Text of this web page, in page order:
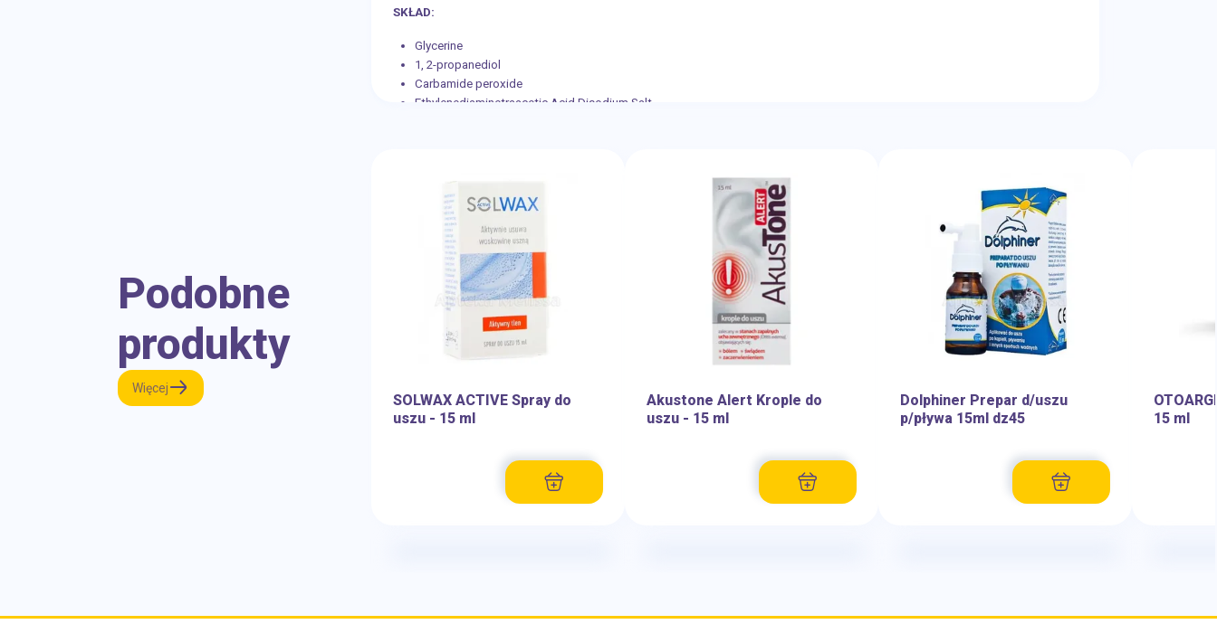
SKŁAD:
Glycerine
1, 2-propanediol
Carbamide peroxide
Ethylenediaminetraacetic Acid Disodium Salt
Podobne
produkty
Więcej
SOLWAX ACTIVE Spray do
uszu - 15 ml
Akustone Alert Krople do
uszu - 15 ml
Dolphiner Prepar d/uszu
p/pływa 15ml dz45
15 ml